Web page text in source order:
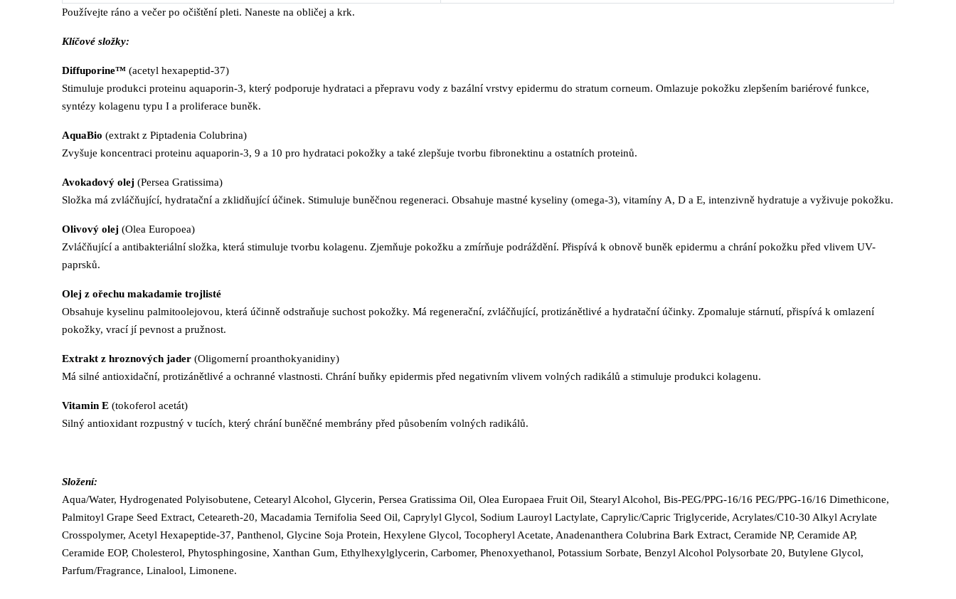
Používejte ráno a večer po očištění pleti. Naneste na obličej a krk.
Klíčové složky:
Diffuporine™ (acetyl hexapeptid-37)
Stimuluje produkci proteinu aquaporin-3, který podporuje hydrataci a přepravu vody z bazální vrstvy epidermu do stratum corneum. Omlazuje pokožku zlepšením bariérové funkce,
syntézy kolagenu typu I a proliferace buněk.
AquaBio (extrakt z Piptadenia Colubrina)
Zvyšuje koncentraci proteinu aquaporin-3, 9 a 10 pro hydrataci pokožky a také zlepšuje tvorbu fibronektinu a ostatních proteinů.
Avokadový olej (Persea Gratissima)
Složka má zvláčňující, hydratační a zklidňující účinek. Stimuluje buněčnou regeneraci. Obsahuje mastné kyseliny (omega-3), vitamíny A, D a E, intenzivně hydratuje a vyživuje pokožku.
Olivový olej (Olea Europoea)
Zvláčňující a antibakteriální složka, která stimuluje tvorbu kolagenu. Zjemňuje pokožku a zmírňuje podráždění. Přispívá k obnově buněk epidermu a chrání pokožku před vlivem UV-
paprsků.
Olej z ořechu makadamie trojlisté
Obsahuje kyselinu palmitoolejovou, která účinně odstraňuje suchost pokožky. Má regenerační, zvláčňující, protizánětlivé a hydratační účinky. Zpomaluje stárnutí, přispívá k omlazení
pokožky, vrací jí pevnost a pružnost.
Extrakt z hroznových jader (Oligomerní proanthokyanidiny)
Má silné antioxidační, protizánětlivé a ochranné vlastnosti. Chrání buňky epidermis před negativním vlivem volných radikálů a stimuluje produkci kolagenu.
Vitamin E (tokoferol acetát)
Silný antioxidant rozpustný v tucích, který chrání buněčné membrány před působením volných radikálů.
Složení:
Aqua/Water, Hydrogenated Polyisobutene, Cetearyl Alcohol, Glycerin, Persea Gratissima Oil, Olea Europaea Fruit Oil, Stearyl Alcohol, Bis-PEG/PPG-16/16 PEG/PPG-16/16 Dimethicone,
Palmitoyl Grape Seed Extract, Ceteareth-20, Macadamia Ternifolia Seed Oil, Caprylyl Glycol, Sodium Lauroyl Lactylate, Caprylic/Capric Triglyceride, Acrylates/C10-30 Alkyl Acrylate
Crosspolymer, Acetyl Hexapeptide-37, Panthenol, Glycine Soja Protein, Hexylene Glycol, Tocopheryl Acetate, Anadenanthera Colubrina Bark Extract, Ceramide NP, Ceramide AP,
Ceramide EOP, Cholesterol, Phytosphingosine, Xanthan Gum, Ethylhexylglycerin, Carbomer, Phenoxyethanol, Potassium Sorbate, Benzyl Alcohol Polysorbate 20, Butylene Glycol,
Parfum/Fragrance, Linalool, Limonene.